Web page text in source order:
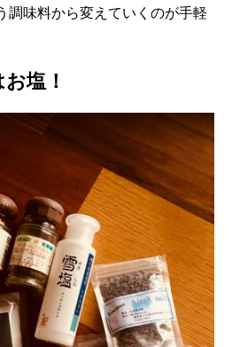
調味料から変えていくのが手軽
塩！